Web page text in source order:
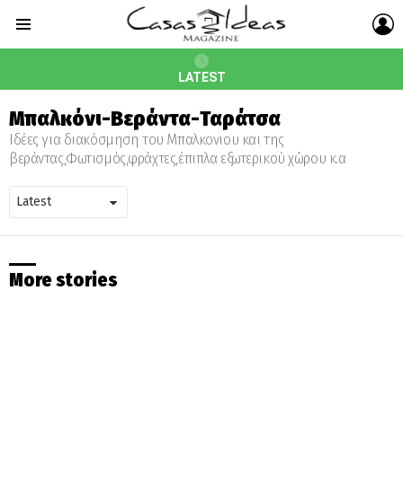
LATEST
Mπαλκόνι-Βεράντα-Ταράτσα
Ιδέες για διακόσμηση του Mπαλκονιου και της
βεράντας,Φωτισμός,φράχτες,έπιπλα εξωτερικού χώρου κ.α
More stories